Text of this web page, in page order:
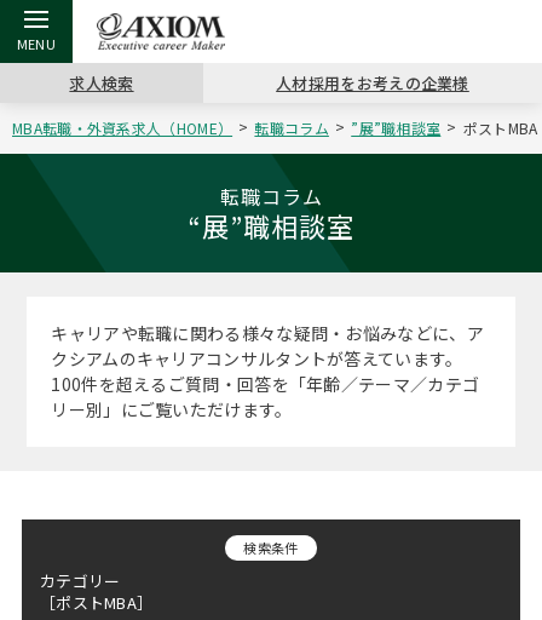
戻る
アクシアムの特長
戻る
サービス案内
戻る
戻る
キャリア支援 TOP
キャリアデザイン講座
（最新求人市場動向）
戻る
ステージ別アドバイス
MBAの転職事例
MBA留学生数の推移
戻る
インターン受入企業一覧
戻る
転職ツール TOP
英文レジュメの書き方
戻る
日本語履歴書テンプレート
戻る
転職コラム TOP
“展”職相談室
コンサルティングの現場から
戻る
イベント・セミナー TOP
キャリアデザインセミナー
ジョブフェア
プロ経営者の特別セミナー
戻る
会社概要 TOP
アクセス
求人検索 人材採用をお考えの企業様
MBA転職・外資系求人（HOME） 転職コラム ”展”職相談室 ポストMBA
転職コラム
“展”職相談室
キャリアや転職に関わる様々な疑問・お悩みなどに、ア
クシアムのキャリアコンサルタントが答えています。
100件を超えるご質問・回答を「年齢／テーマ／カテゴ
リー別」にご覧いただけます。
検索条件
カテゴリー
［ポストMBA］